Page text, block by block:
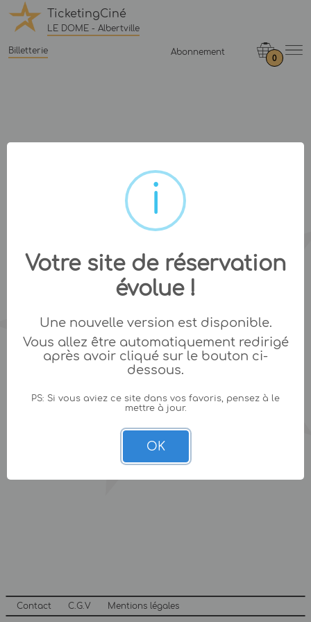
TicketingCiné
LE DOME - Albertville
Billetterie Abonnement
0
Contact C.G.V Mentions légales
Votre site de réservation
évolue !
Une nouvelle version est disponible.
Vous allez être automatiquement redirigé
après avoir cliqué sur le bouton ci-
dessous.
PS: Si vous aviez ce site dans vos favoris, pensez à le
mettre à jour.
OK